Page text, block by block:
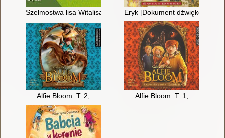
Szelmostwa lisa Witalisa [Książka mówiona]Eryk [Dokument dźwiękowy]
Alfie Bloom. T. 2, Alfie Bloom. T. 1,